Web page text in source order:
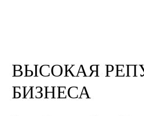
ВЫСОКАЯ
БИЗНЕСА
+ 7 (985) 777-22-48